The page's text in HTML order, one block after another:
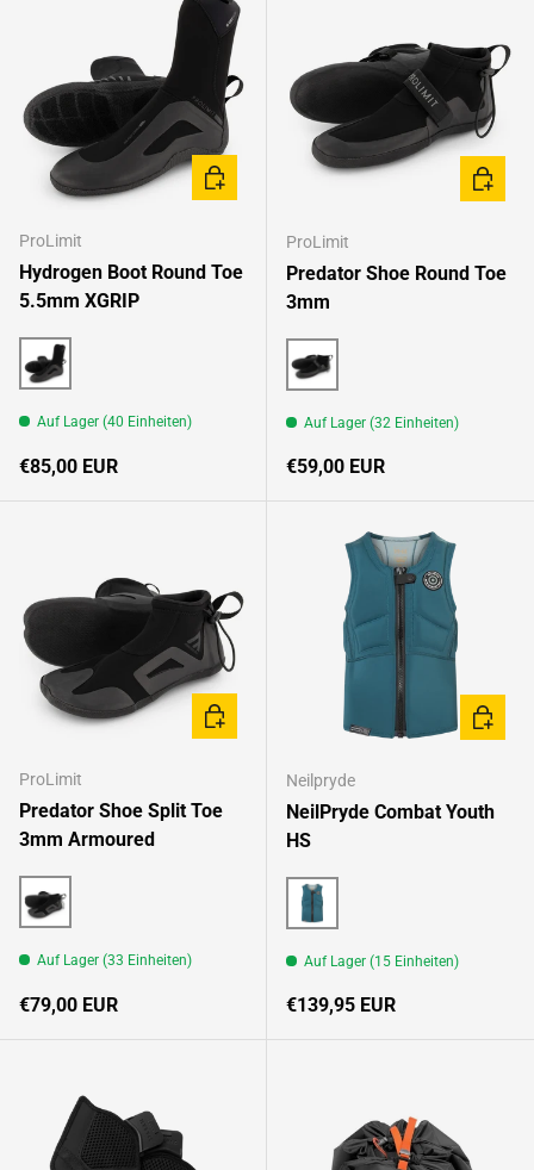
ProLimit
Hydrogen Boot Round Toe
5.5mm XGRIP
Auf Lager (40 Einheiten)
Normaler Preis
€85,00 EUR
OPTIONEN AUSWÄHLEN
ProLimit
Predator Shoe Round Toe
3mm
Auf Lager (32 Einheiten)
Normaler Preis
€59,00 EUR
ProLimit
Predator Shoe Split Toe
3mm Armoured
Auf Lager (33 Einheiten)
Normaler Preis
€79,00 EUR
OPTIONEN AUSWÄHLEN
Neilpryde
NeilPryde Combat Youth
HS
Auf Lager (15 Einheiten)
Normaler Preis
€139,95 EUR